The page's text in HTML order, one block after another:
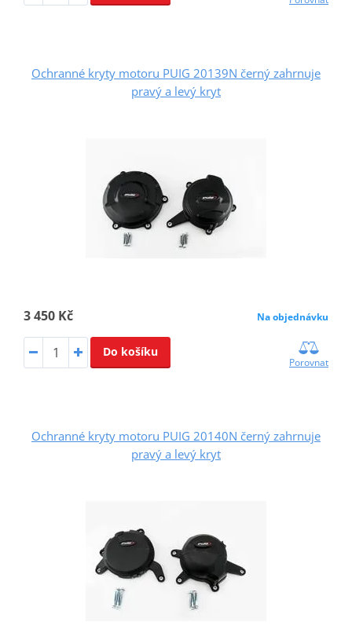
Ochranné kryty motoru PUIG 20139N černý zahrnuje
pravý a levý kryt
3 450 Kč Na objednávku
Do košíku
Porovnat
Ochranné kryty motoru PUIG 20140N černý zahrnuje
pravý a levý kryt